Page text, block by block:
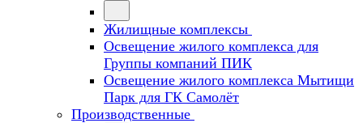
Жилищные комплексы
Освещение жилого комплекса для
Группы компаний ПИК
Освещение жилого комплекса Мытищи
Парк для ГК Самолёт
Производственные